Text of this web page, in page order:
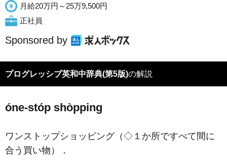
月給20万円～25万9,500円
正社員
Sponsored by
プログレッシブ英和中辞典(第5版)の解説
óne-stóp shòpping
ワンストップショッピング（◇１か所ですべて間に
合う買い物）
．